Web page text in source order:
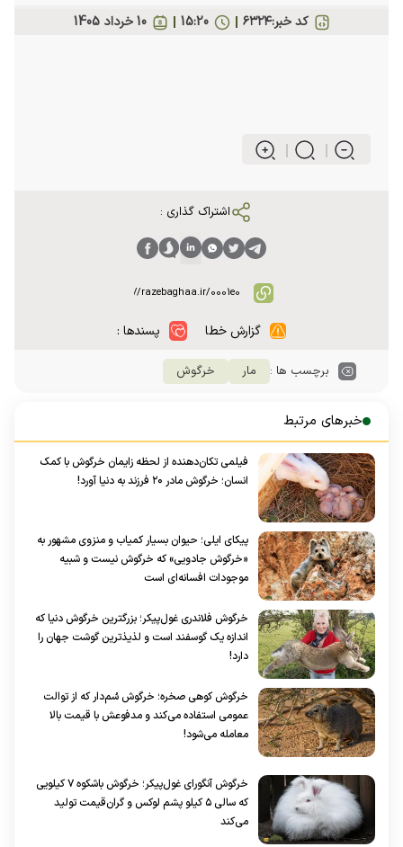
کد خبر:۶۳۲۴ 10 خرداد 1405 15:20
اشتراک گذاری :
گزارش خطا پسندها :
برچسب ها : مار خرگوش
خبرهای مرتبط
فیلمی تکان‌دهنده از لحظه زایمان خرگوش با کمک
انسان؛ خرگوش مادر ۲۰ فرزند به دنیا آورد!
پیکای ایلی؛ حیوان بسیار کمیاب و منزوی مشهور به
«خرگوش جادویی» که خرگوش نیست و شبیه
موجودات افسانه‌ای است
خرگوش فلاندری غول‌پیکر؛ بزرگترین خرگوش دنیا که
اندازه یک گوسفند است و لذیذترین گوشت جهان را
دارد!
خرگوش کوهی صخره؛ خرگوش سُم‌دار که از توالت
عمومی استفاده می‌کند و مدفوعش با قیمت بالا
معامله می‌شود!
خرگوش آنگورای غول‌پیکر؛ خرگوش باشکوه ۷ کیلویی
که سالی ۵ کیلو پشم لوکس و گران‌قیمت تولید
می‌کند